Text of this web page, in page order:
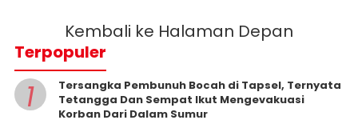
Kembali ke Halaman Depan
Terpopuler
1
Tersangka Pembunuh Bocah di Tapsel, Ternyata
Tetangga Dan Sempat Ikut Mengevakuasi
Korban Dari Dalam Sumur